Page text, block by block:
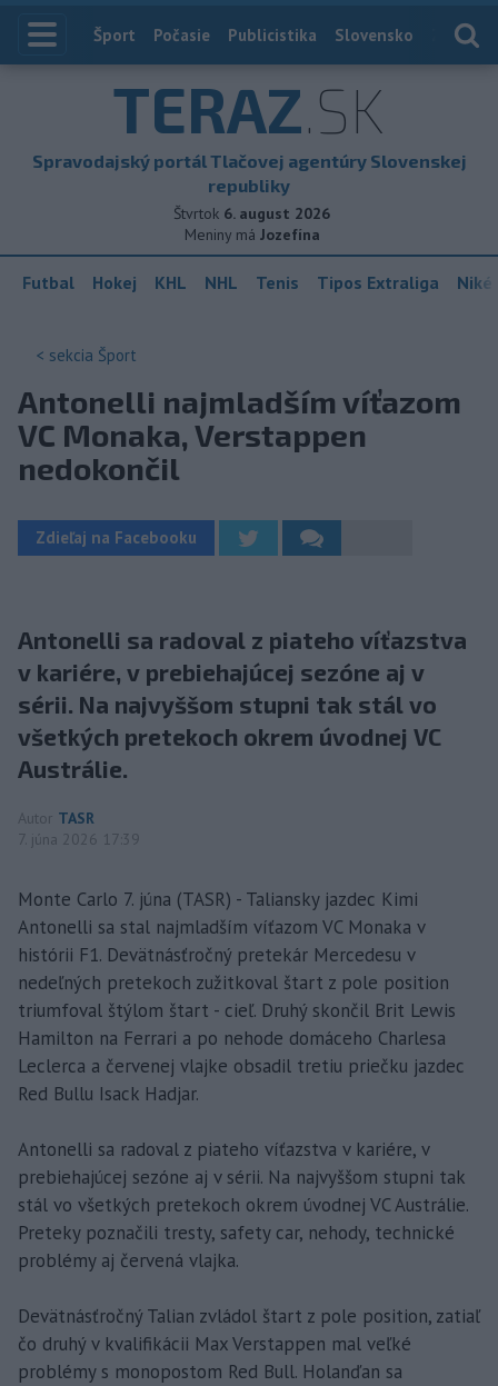
Index
Šport Počasie Publicistika Slovensko
TERAZ.SK
Spravodajský portál Tlačovej agentúry Slovenskej
republiky
Štvrtok 6. august 2026
Meniny má Jozefína
Futbal Hokej KHL NHL Tenis Tipos Extraliga
< sekcia Šport
Antonelli najmladším víťazom
VC Monaka, Verstappen
nedokončil
Zdieľaj na Facebooku
Antonelli sa radoval z piateho víťazstva
v kariére, v prebiehajúcej sezóne aj v
sérii. Na najvyššom stupni tak stál vo
všetkých pretekoch okrem úvodnej VC
Austrálie.
Autor TASR
7. júna 2026 17:39
Monte Carlo 7. júna (TASR) - Taliansky jazdec Kimi
Antonelli sa stal najmladším víťazom VC Monaka v
histórii F1. Devätnásťročný pretekár Mercedesu v
nedeľných pretekoch zužitkoval štart z pole position
triumfoval štýlom štart - cieľ. Druhý skončil Brit Lewis
Hamilton na Ferrari a po nehode domáceho Charlesa
Leclerca a červenej vlajke obsadil tretiu priečku jazdec
Red Bullu Isack Hadjar.
Antonelli sa radoval z piateho víťazstva v kariére, v
prebiehajúcej sezóne aj v sérii. Na najvyššom stupni tak
stál vo všetkých pretekoch okrem úvodnej VC Austrálie.
Preteky poznačili tresty, safety car, nehody, technické
problémy aj červená vlajka.
Devätnásťročný Talian zvládol štart z pole position, zatiaľ
čo druhý v kvalifikácii Max Verstappen mal veľké
problémy s monopostom Red Bull. Holanďan sa